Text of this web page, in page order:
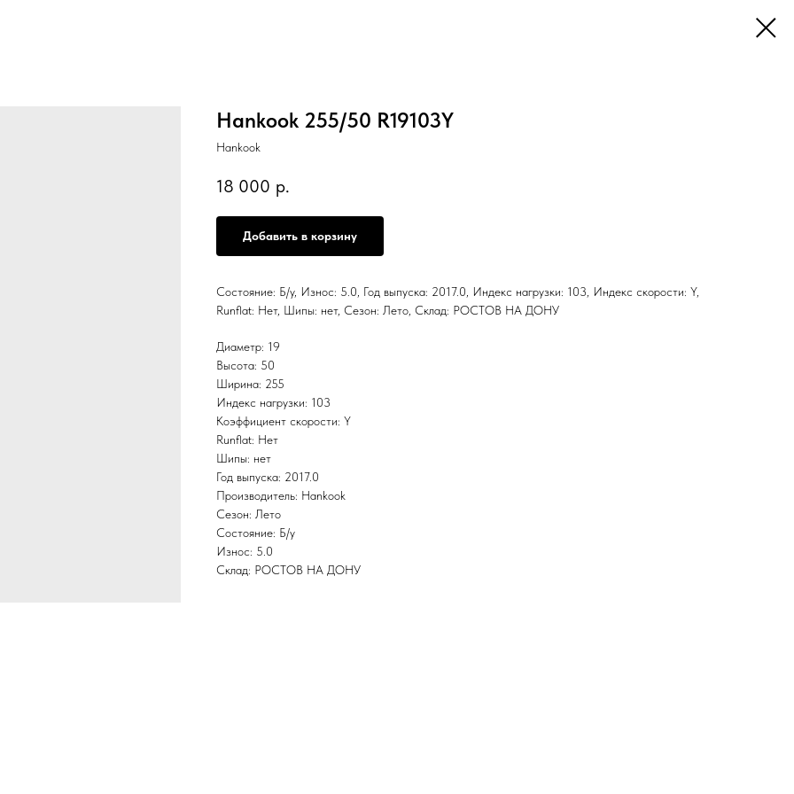
Hankook 255/50 R19103Y
Hankook
18 000 р.
Добавить в корзину
Состояние: Б/у, Износ: 5.0, Год выпуска: 2017.0, Индекс нагрузки: 103, Индекс скорости: Y,
Runflat: Нет, Шипы: нет, Сезон: Лето, Склад: РОСТОВ НА ДОНУ
Диаметр: 19
Высота: 50
Ширина: 255
Индекс нагрузки: 103
Коэффициент скорости: Y
Runflat: Нет
Шипы: нет
Год выпуска: 2017.0
Производитель: Hankook
Сезон: Лето
Состояние: Б/у
Износ: 5.0
Склад: РОСТОВ НА ДОНУ